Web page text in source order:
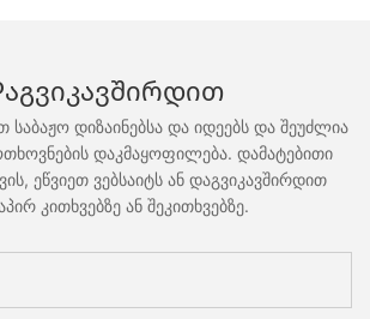
საბაჟო დიზაინებსა და იდეებს და შეუძლია
დაკმაყოფილება. დამატებითი
ეწვიეთ ვებსაიტს ან დაგვიკავშირდით
კითხვებზე ან შეკითხვებზე.